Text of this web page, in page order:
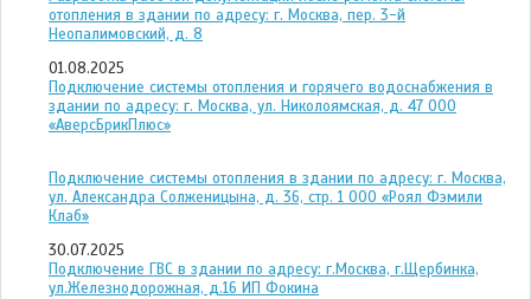
отопления в здании по адресу: г. Москва, пер. 3-й
Неопалимовский, д. 8
01.08.2025
Подключение системы отопления и горячего водоснабжения в
здании по адресу: г. Москва, ул. Николоямская, д. 47 ООО
«АверсБрикПлюс»
Подключение системы отопления в здании по адресу: г. Москва,
ул. Александра Солженицына, д. 36, стр. 1 ООО «Роял Фэмили
Клаб»
30.07.2025
Подключение ГВС в здании по адресу: г.Москва, г.Щербинка,
ул.Железнодорожная, д.16 ИП Фокина